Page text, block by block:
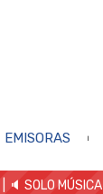
EMISORAS
🔈 SOLO MÚSICA